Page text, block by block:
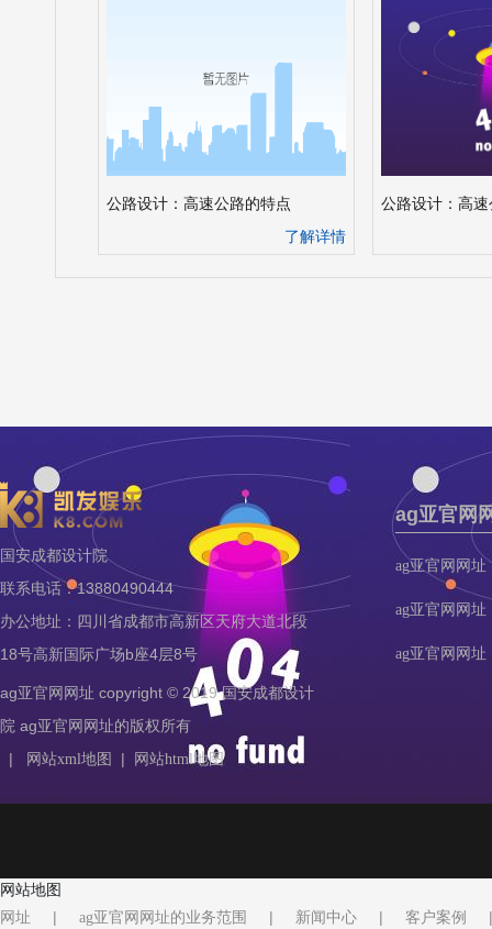
公路设计：高速公路的特点
了解详情
公路设计：高
国安成都设计院
联系电话：13880490444
办公地址：四川省成都市高新区天府大道北段
18号高新国际广场b座4层8号
ag亚官网网址 copyright © 2019 国安成都设计
院 ag亚官网网址的版权所有
|
网站xml地图 | 网站html地图
ag亚官网
ag亚官网网址
ag亚官网网址
ag亚官网网址
网址 | ag亚官网网址的业务范围 | 新闻中心 | 客户案例
网站地图